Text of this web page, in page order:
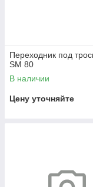
Переходник под
SM 80
В наличии
Цену уточняйте